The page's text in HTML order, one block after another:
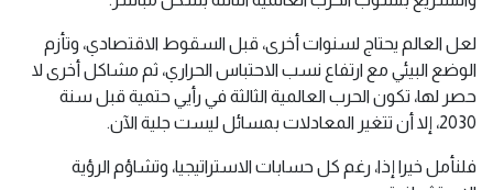
لعل العالم يحتاج لسنوات أخرى، قبل السقوط الاقتصادي، وتأزم
الوضع البيئي مع ارتفاع نسب الاحتباس الحراري، ثم مشاكل أخرى لا
حصر لها، تكون الحرب العالمية الثالثة في رأيي حتمية قبل سنة
2030، إلا أن تتغير المعادلات بمسائل ليست جلية الآن.
فلنأمل خيرا إذا، رغم كل حسابات الاستراتيجيا، وتشاؤم الرؤية